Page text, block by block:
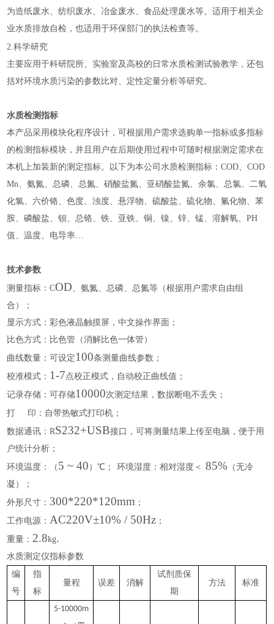
为造纸废水、纺织废水、冶金废水、食品处理废水等。适用于相关企
业水质排放自检，也适用于环保部门的执法检查等。
2.科学研究
主要应用于科研院所、实验室及高校的日常水质检测试验教学，还包
括对环境水质污染的参数比对、定性定量分析等研究。
水质检测指标
本产品采用模块化程序设计，可根据用户需求选购单一指标或多指标
的检测指标模块，并且用户在后期使用过程中可随时根据测定需求在
本机上加装新的测定指标。以下为本公司水质检测指标：COD、COD
Mn、氨氮、总磷、总氮、硝酸盐氮、亚硝酸盐氮、余氯、总氯、二氧
化氯、六价铬、色度、浊度、悬浮物、硫酸盐、硫化物、氟化物、苯
胺、磷酸盐、钡、总铬、铁、亚铁、铜、镍、锌、锰、溶解氧、PH
值、温度、电导率…
技术参数
测量指标：COD、氨氮、总磷、总氮等（根据用户需求自由组
合）；
显示方式：彩色液晶触摸屏，中文操作界面；
比色方式：比色管（消解比色一体管）
曲线数量：可设定100条测量曲线参数；
校准模式： 1-7 点校正模式，自动校正曲线值；
记录存储：可存储10000次测定结果，数据断电不丢失；
打
印：自带热敏式打印机；
数据通讯：RS232+USB接口 ，可将测量结果上传至电脑，便于用
户统计分析；
环境温度：（ 5 ~ 40 ）℃； 环境湿度：相对湿度＜ 85% （无冷
凝）；
外形尺寸： 300*220*120mm ；
工作电源：AC220V±10% / 50Hz ；
重量：2.8kg.
水质测定仪指标参数
编
号
指
标
量程 误差 消解
试剂质保
期
方法 标准
5-10000m